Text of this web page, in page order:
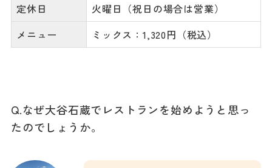
定休日
火曜日（祝日の場合は営業）
メニュー
ミックス：1,320円（税込）
Q.なぜ大谷石蔵でレストランを始めようと思っ
たのでしょうか。